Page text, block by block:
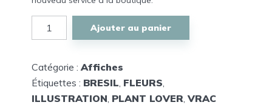
quantité
Des
vrac
#BRESIL
Ajouter au panier
Catégorie : Affiches
Étiquettes : BRESIL FLEURS
ILLUSTRATION PLANT LOVER ,VRAC